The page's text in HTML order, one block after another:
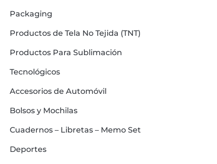
Packaging
Productos de Tela No Tejida (TNT)
Productos Para Sublimación
Tecnológicos
Accesorios de Automóvil
Bolsos y Mochilas
Cuadernos – Libretas – Memo Set
Deportes